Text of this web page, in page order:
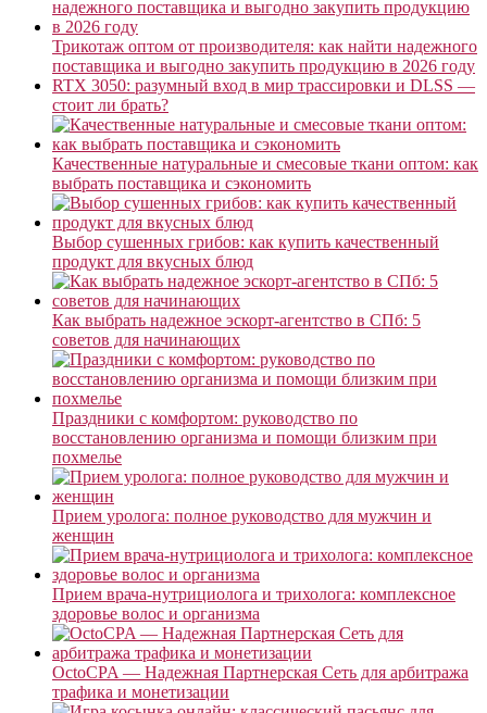
Трикотаж оптом от производителя: как найти надежного
поставщика и выгодно закупить продукцию в 2026 году
RTX 3050: разумный вход в мир трассировки и DLSS —
стоит ли брать?
Качественные натуральные и смесовые ткани оптом: как
выбрать поставщика и сэкономить
Выбор сушенных грибов: как купить качественный
продукт для вкусных блюд
Как выбрать надежное эскорт-агентство в СПб: 5
советов для начинающих
Праздники с комфортом: руководство по
восстановлению организма и помощи близким при
похмелье
Прием уролога: полное руководство для мужчин и
женщин
Прием врача-нутрициолога и трихолога: комплексное
здоровье волос и организма
OctoCPA — Надежная Партнерская Сеть для арбитража
трафика и монетизации